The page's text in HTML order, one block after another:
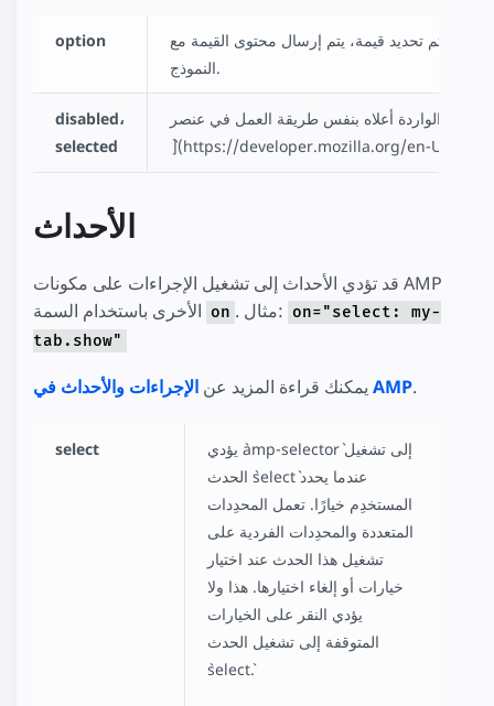
option
إذا تم تحديد قيمة، يتم إرسال محتوى القيمة مع
النموذج.
disabled،
selected
الأحداث
قد تؤدي الأحداث إلى تشغيل الإجراءات على مكونات AMP
on . مثال: on="select: my-
tab.show"
يمكنك قراءة المزيد عن الإجراءات والأحداث في AMP.
select
يؤدي `amp-selector` إلى تشغيل
الحدث `select` عندما يحدد
المستخدِم خيارًا. تعمل المحدِدات
المتعددة والمحدِدات الفردية على
تشغيل هذا الحدث عند اختيار
خيارات أو إلغاء اختيارها. هذا ولا
يؤدي النقر على الخيارات
المتوقفة إلى تشغيل الحدث
`select`.